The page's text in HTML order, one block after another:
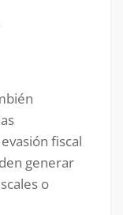
fiscal
generar
o